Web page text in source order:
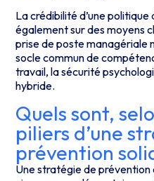
La crédibilité d’une
également sur des moyens
prise de poste managériale
socle commun de
travail, la sécurité
hybride.
Quels sont,
piliers d’une
prévention
Une stratégie de